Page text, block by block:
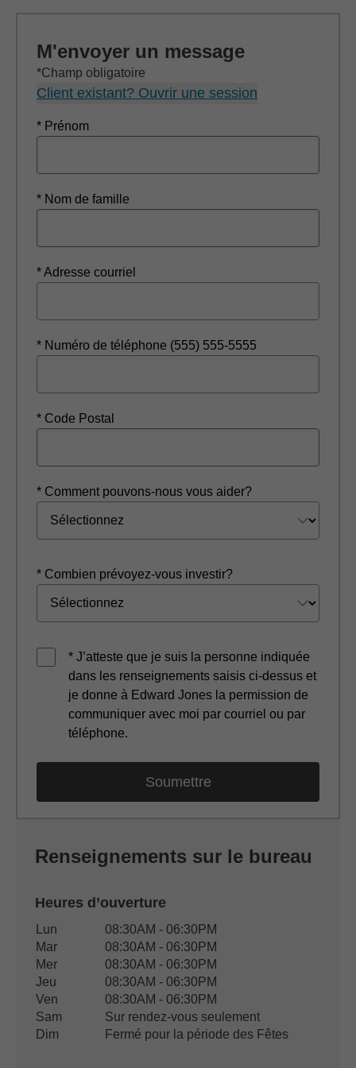
M'envoyer un message
*Champ obligatoire
Client existant? Ouvrir une session
* Prénom
* Nom de famille
* Adresse courriel
* Numéro de téléphone (555) 555-5555
* Code Postal
* Comment pouvons-nous vous aider?
* Combien prévoyez-vous investir?
* J’atteste que je suis la personne indiquée
dans les renseignements saisis ci-dessus et
je donne à Edward Jones la permission de
communiquer avec moi par courriel ou par
téléphone.
Renseignements sur le bureau
Heures d’ouverture
Heures d’ouverture du bureau
Jour de semaineDisponibilité
Lun
08:30AM - 06:30PM
Mar
08:30AM - 06:30PM
Mer
08:30AM - 06:30PM
Jeu
08:30AM - 06:30PM
Ven
08:30AM - 06:30PM
Sam
Sur rendez-vous seulement
Dim
Fermé pour la période des Fêtes